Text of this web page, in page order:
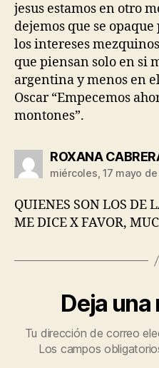
jesus estamos en otro
dejemos que se opaque
los intereses
que piensan solo en si
argentina y menos en
Oscar “Empecemos
montones”.
ROXANA
miércoles, 17 mayo
QUIENES SON LOS DE
ME DICE X FAVOR,
Deja
Tu dirección de correo
Los campos